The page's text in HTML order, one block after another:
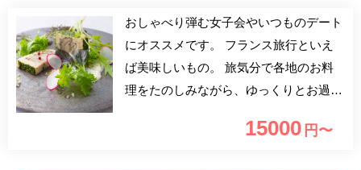
おしゃべり弾む女子会やいつものデート
にオススメです。 フランス旅行といえ
ば美味しいもの。 旅気分で各地のお料
理をたのしみながら、ゆっくりとお過ご
がら、会話が弾むプランです。 パティ
15000 円〜